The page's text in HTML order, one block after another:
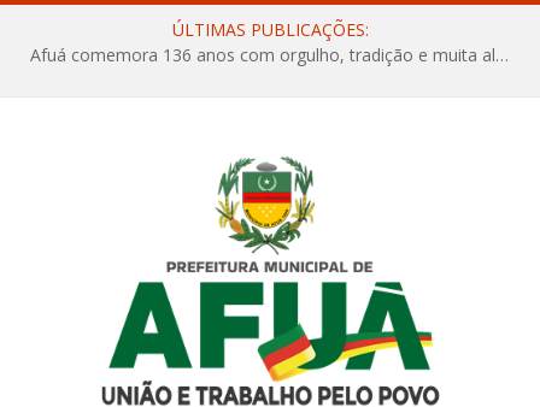
ÚLTIMAS PUBLICAÇÕES:
Afuá comemora 136 anos com orgulho, tradição e muita alegria na Quadra Dr. Nelson Salomão